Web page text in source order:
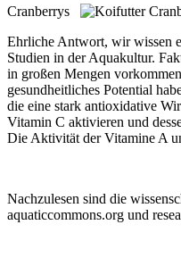
Cranberrys
Ehrliche Antwort, wir wissen
Studien in der Aquakultur.
in großen Mengen
gesundheitliches Potential
die eine stark antioxidative
Vitamin C aktivieren und
Die Aktivität der Vitamine A
Nachzulesen sind die
aquaticcommons.org und